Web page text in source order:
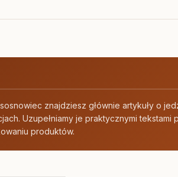
znajdziesz głównie artykuły o
Uzupełniamy je praktycznymi tekstami
produktów.